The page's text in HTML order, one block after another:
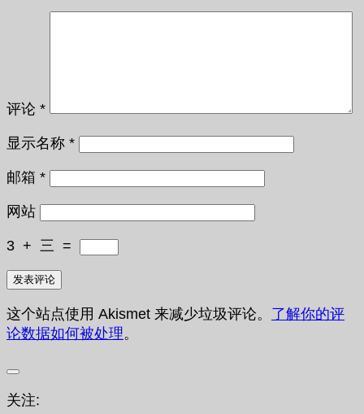
评论 *
显示名称 *
邮箱 *
网站
3 + 三 =
这个站点使用 Akismet 来减少垃圾评论。 了解你的评
论数据如何被处理。
关注: